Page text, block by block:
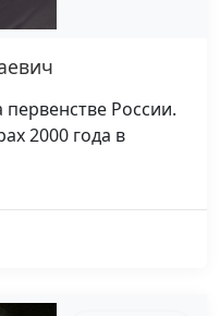
России.
2000 года в